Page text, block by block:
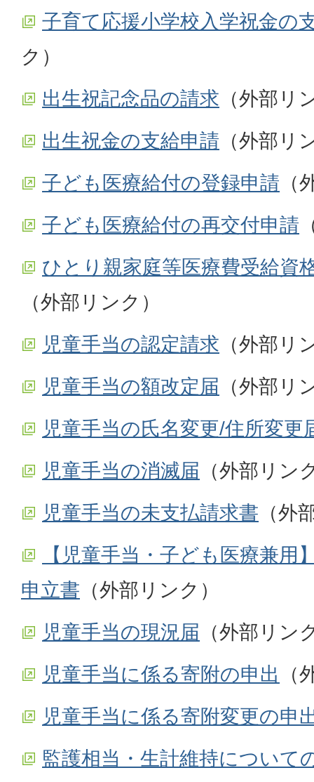
子育て応援小学校入学祝金の
ク）
出生祝記念品の請求 （外部リ
出生祝金の支給申請 （外部リ
子ども医療給付の登録申請 （
子ども医療給付の再交付申請
ひとり親家庭等医療費受給資
（外部リンク）
児童手当の認定請求 （外部リ
児童手当の額改定届 （外部リ
児童手当の氏名変更/住所変更
児童手当の消滅届 （外部リン
児童手当の未支払請求書 （外
【児童手当・子ども医療兼用
申立書 （外部リンク）
児童手当の現況届 （外部リン
児童手当に係る寄附の申出
（
児童手当に係る寄附変更の申
監護相当・生計維持について